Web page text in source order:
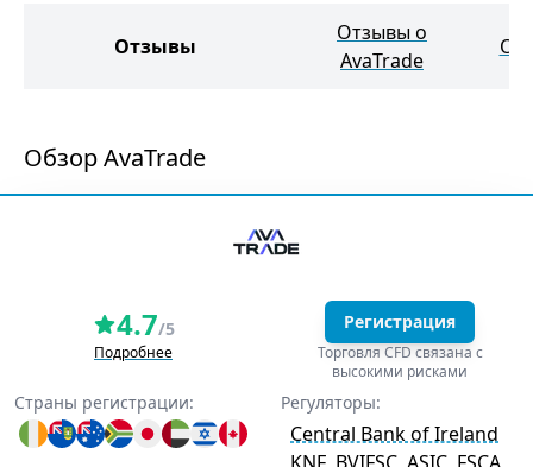
Отзывы
Отзывы о
AvaTrade
Обзор AvaTrade
4.7/5
Подробнее
Регистрация
Торговля CFD связана с
высокими рисками
Страны регистрации: Регуляторы:
Central Bank of Ireland